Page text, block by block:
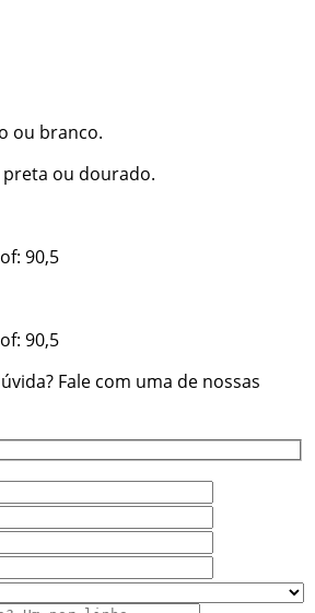
ou branco.
ou dourado.
90,5
90,5
Fale com uma de nossas